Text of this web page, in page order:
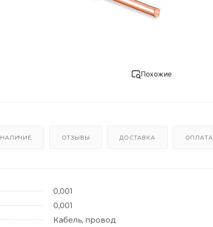
Похожие
НАЛИЧИЕ ОТЗЫВЫ ДОСТАВКА ОПЛАТА
0,001
0,001
Кабель, провод